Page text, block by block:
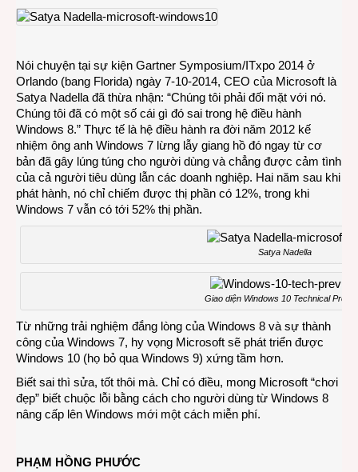
sai
Nói chuyện tại sự kiện Gartner Symposium/ITxpo 2014 ở
Orlando (bang Florida) ngày 7-10-2014, CEO của Microsoft là
Satya Nadella đã thừa nhận: “Chúng tôi phải đối mặt với nó.
Chúng tôi đã có một số cái gì đó sai trong hệ điều hành
Windows 8.” Thực tế là hệ điều hành ra đời năm 2012 kế
nhiệm ông anh Windows 7 lừng lẫy giang hồ đó ngay từ cơ
bản đã gây lúng túng cho người dùng và chẳng được cảm tình
của cả người tiêu dùng lẫn các doanh nghiệp. Hai năm sau khi
phát hành, nó chỉ chiếm được thị phần có 12%, trong khi
Windows 7 vẫn có tới 52% thị phần.
Satya Nadella
Giao diện Windows 10 Technical
Từ những trải nghiệm đắng lòng của Windows 8 và sự thành
công của Windows 7, hy vọng Microsoft sẽ phát triển được
Windows 10 (họ bỏ qua Windows 9) xứng tầm hơn.
Biết sai thì sửa, tốt thôi mà. Chỉ có điều, mong Microsoft “chơi
đẹp” biết chuộc lỗi bằng cách cho người dùng từ Windows 8
nâng cấp lên Windows mới một cách miễn phí.
PHẠM HỒNG PHƯỚC